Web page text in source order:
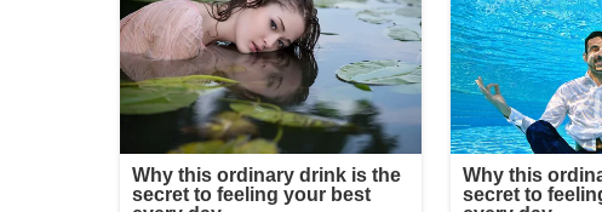
અસ્થિઓને
અશ્રુભરી
આંખો
સાથે
સમુદ્રમાં
વિસર્જિત
કરી
.